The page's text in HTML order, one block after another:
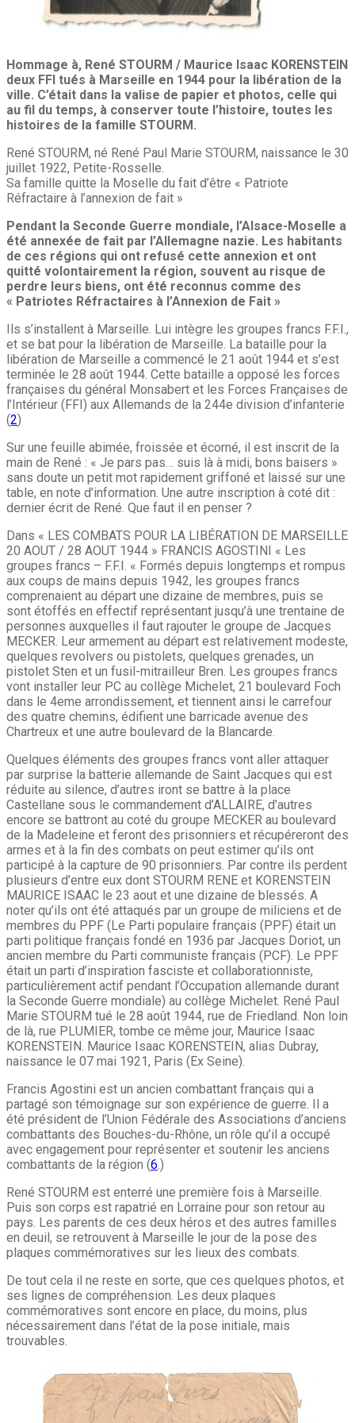
Hommage à, René STOURM / Maurice Isaac KORENSTEIN
deux FFI tués à Marseille en 1944 pour la libération de la
ville. C’était dans la valise de papier et photos, celle qui
au fil du temps, à conserver toute l’histoire, toutes les
histoires de la famille STOURM.
René STOURM, né René Paul Marie STOURM, naissance le 30
juillet 1922, Petite-Rosselle.
Sa famille quitte la Moselle du fait d’être « Patriote
Réfractaire à l’annexion de fait »
Pendant la Seconde Guerre mondiale, l’Alsace-Moselle a
été annexée de fait par l’Allemagne nazie. Les habitants
de ces régions qui ont refusé cette annexion et ont
quitté volontairement la région, souvent au risque de
perdre leurs biens, ont été reconnus comme des
« Patriotes Réfractaires à l’Annexion de Fait »
Ils s’installent à Marseille. Lui intègre les groupes francs F.F.I.,
et se bat pour la libération de Marseille. La bataille pour la
libération de Marseille a commencé le 21 août 1944 et s’est
terminée le 28 août 1944. Cette bataille a opposé les forces
françaises du général Monsabert et les Forces Françaises de
l’Intérieur (FFI) aux Allemands de la 244e division d’infanterie
(2)
Sur une feuille abimée, froissée et écorné, il est inscrit de la
main de René : « Je pars pas… suis là à midi, bons baisers »
sans doute un petit mot rapidement griffoné et laissé sur une
table, en note d’information. Une autre inscription à coté dit :
dernier écrit de René. Que faut il en penser ?
Dans « LES COMBATS POUR LA LIBÉRATION DE MARSEILLE
20 AOUT / 28 AOUT 1944 » FRANCIS AGOSTINI « Les
groupes francs – F.F.I. « Formés depuis longtemps et rompus
aux coups de mains depuis 1942, les groupes francs
comprenaient au départ une dizaine de membres, puis se
sont étoffés en effectif représentant jusqu’à une trentaine de
personnes auxquelles il faut rajouter le groupe de Jacques
MECKER. Leur armement au départ est relativement modeste,
quelques revolvers ou pistolets, quelques grenades, un
pistolet Sten et un fusil-mitrailleur Bren. Les groupes francs
vont installer leur PC au collège Michelet, 21 boulevard Foch
dans le 4eme arrondissement, et tiennent ainsi le carrefour
des quatre chemins, édifient une barricade avenue des
Chartreux et une autre boulevard de la Blancarde.
Quelques éléments des groupes francs vont aller attaquer
par surprise la batterie allemande de Saint Jacques qui est
réduite au silence, d’autres iront se battre à la place
Castellane sous le commandement d’ALLAIRE, d’autres
encore se battront au coté du groupe MECKER au boulevard
de la Madeleine et feront des prisonniers et récupéreront des
armes et à la fin des combats on peut estimer qu’ils ont
participé à la capture de 90 prisonniers. Par contre ils perdent
plusieurs d’entre eux dont STOURM RENE et KORENSTEIN
MAURICE ISAAC le 23 aout et une dizaine de blessés. A
noter qu’ils ont été attaqués par un groupe de miliciens et de
membres du PPF (Le Parti populaire français (PPF) était un
parti politique français fondé en 1936 par Jacques Doriot, un
ancien membre du Parti communiste français (PCF). Le PPF
était un parti d’inspiration fasciste et collaborationniste,
particulièrement actif pendant l’Occupation allemande durant
la Seconde Guerre mondiale) au collège Michelet. René Paul
Marie STOURM tué le 28 août 1944, rue de Friedland. Non loin
de là, rue PLUMIER, tombe ce même jour, Maurice Isaac
KORENSTEIN. Maurice Isaac KORENSTEIN, alias Dubray,
naissance le 07 mai 1921, Paris (Ex Seine).
Francis Agostini est un ancien combattant français qui a
partagé son témoignage sur son expérience de guerre. Il a
été président de l’Union Fédérale des Associations d’anciens
combattants des Bouches-du-Rhône, un rôle qu’il a occupé
avec engagement pour représenter et soutenir les anciens
combattants de la région (6.)
René STOURM est enterré une première fois à Marseille.
Puis son corps est rapatrié en Lorraine pour son retour au
pays. Les parents de ces deux héros et des autres familles
en deuil, se retrouvent à Marseille le jour de la pose des
plaques commémoratives sur les lieux des combats.
De tout cela il ne reste en sorte, que ces quelques photos, et
ses lignes de compréhension. Les deux plaques
commémoratives sont encore en place, du moins, plus
nécessairement dans l’état de la pose initiale, mais
trouvables.